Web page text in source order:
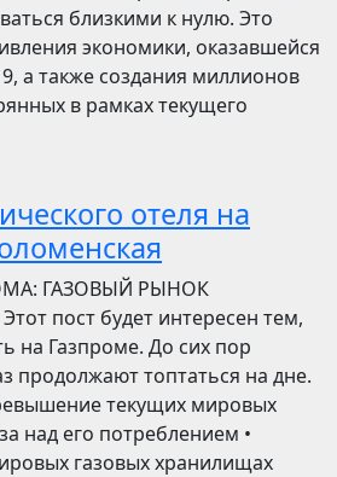
близкими к нулю. Это
экономики, оказавшейся
а также создания миллионов
в рамках текущего
отеля на
ГАЗОВЫЙ РЫНОК
пост будет интересен тем,
на Газпроме. До сих пор
продолжают топтаться на дне.
текущих мировых
над его потреблением •
газовых хранилищах